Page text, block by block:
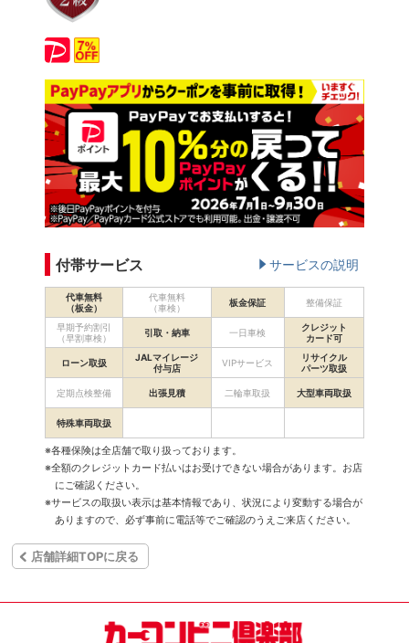
付帯サービス サービスの説明
代車無料
（板金）
代車無料
（車検）
板金保証 整備保証
早期予約割引
（早割車検）
引取・納車 一日車検
クレジット
カード可
ローン取扱
JALマイレージ
付与店
VIPサービス
リサイクル
パーツ取扱
定期点検整備 出張見積 二輪車取扱 大型車両取扱
特殊車両取扱
※各種保険は全店舗で取り扱っております。
※全額のクレジットカード払いはお受けできない場合があります。お店
にご確認ください。
※サービスの取扱い表示は基本情報であり、状況により変動する場合が
ありますので、必ず事前に電話等でご確認のうえご来店ください。
店舗詳細TOPに戻る